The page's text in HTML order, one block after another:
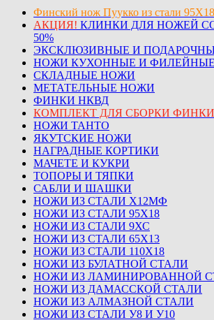
Финский нож Пуукко из стали
АКЦИЯ! КЛИНКИ ДЛЯ НОЖЕЙ
50%
ЭКСКЛЮЗИВНЫЕ И
НОЖИ КУХОННЫЕ И ФИЛЕЙНЫЕ
СКЛАДНЫЕ НОЖИ
МЕТАТЕЛЬНЫЕ НОЖИ
ФИНКИ НКВД
КОМПЛЕКТ ДЛЯ СБОРКИ ФИНКИ
НОЖИ ТАНТО
ЯКУТСКИЕ НОЖИ
НАГРАДНЫЕ КОРТИКИ
МАЧЕТЕ И КУКРИ
ТОПОРЫ И ТЯПКИ
САБЛИ И ШАШКИ
НОЖИ ИЗ СТАЛИ Х12МФ
НОЖИ ИЗ СТАЛИ 95Х18
НОЖИ ИЗ СТАЛИ 9ХС
НОЖИ ИЗ СТАЛИ 65Х13
НОЖИ ИЗ СТАЛИ 110Х18
НОЖИ ИЗ БУЛАТНОЙ СТАЛИ
НОЖИ ИЗ ЛАМИНИРОВАННОЙ
НОЖИ ИЗ ДАМАССКОЙ СТАЛИ
НОЖИ ИЗ АЛМАЗНОЙ СТАЛИ
НОЖИ ИЗ СТАЛИ У8 И У10